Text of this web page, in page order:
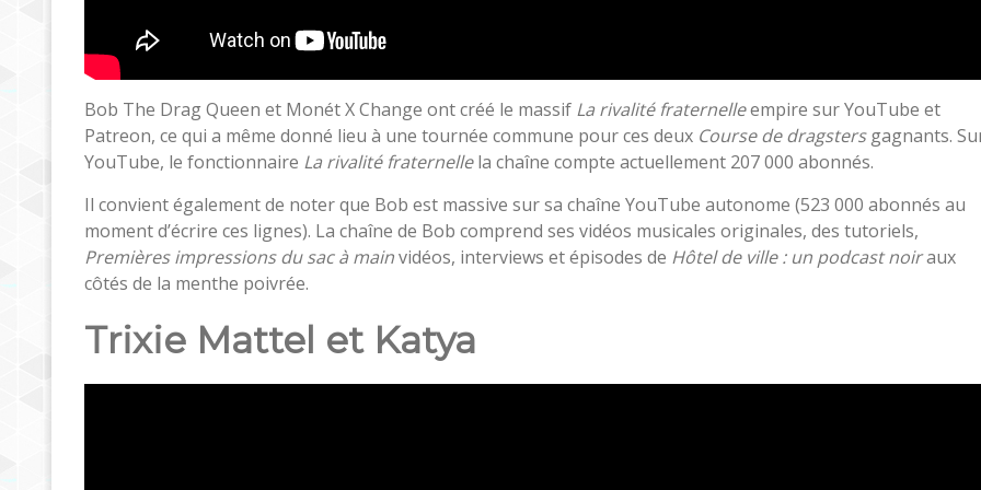
Bob The Drag Queen et Monét X Change ont créé le massif La rivalité fraternelleempire sur YouTube et
Patreon, ce qui a même donné lieu à une tournée commune pour ces deux Course de dragstersgagnants.
YouTube, le fonctionnaire La rivalité fraternellela chaîne compte actuellement 207 000 abonnés.
Il convient également de noter que Bob est massive sur sa chaîne YouTube autonome (523 000 abonnés au
moment d’écrire ces lignes). La chaîne de Bob comprend ses vidéos musicales originales, des tutoriels,
Premières impressions du sac à mainvidéos, interviews et épisodes de Hôtel de ville : un podcast noiraux
côtés de la menthe poivrée.
Trixie Mattel et Katya